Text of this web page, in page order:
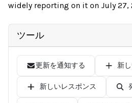
widely reporting on it on July 27,
ツール
更新を通知する 新
新しいレスポンス